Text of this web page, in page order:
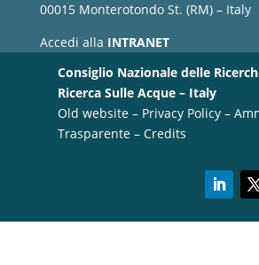
00015 Monterotondo St. (RM) – Italy
Accedi alla INTRANET
Consiglio Nazionale delle
Ricerca Sulle Acque – Italy
Old website– Privacy Policy–
Trasparente– Credits